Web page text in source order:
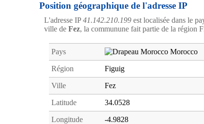
Position géographique de l'adresse IP
L'adresse IP41.142.210.199 est localisée dans le
ville de Fez, la communune fait partie de la région
Pays Morocco
Région Figuig
Ville Fez
Latitude 34.0528
Longitude -4.9828